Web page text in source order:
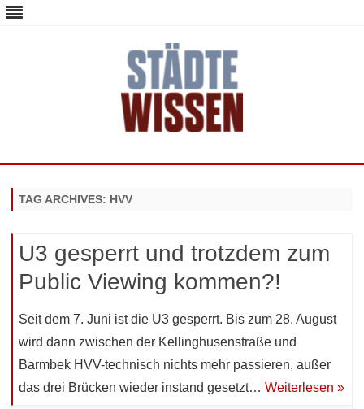
Deutschlands Metropolen
Skip
TAG ARCHIVES: HVV
U3 gesperrt und trotzdem zum
Public Viewing kommen?!
Seit dem 7. Juni ist die U3 gesperrt. Bis zum 28. August
wird dann zwischen der Kellinghusenstraße und
Barmbek HVV-technisch nichts mehr passieren, außer
das drei Brücken wieder instand gesetzt… Weiterlesen »